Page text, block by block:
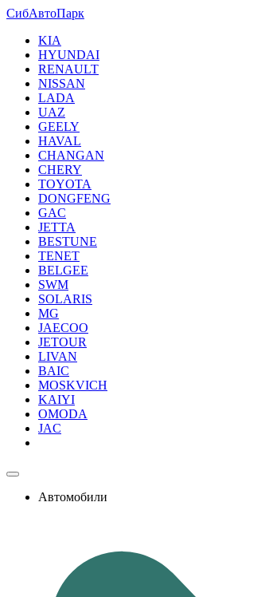
СибАвтоПарк
KIA
HYUNDAI
RENAULT
NISSAN
LADA
UAZ
GEELY
HAVAL
CHANGAN
CHERY
TOYOTA
DONGFENG
GAC
JETTA
BESTUNE
TENET
BELGEE
SWM
SOLARIS
MG
JAECOO
JETOUR
LIVAN
BAIC
MOSKVICH
KAIYI
OMODA
JAC
Автомобили